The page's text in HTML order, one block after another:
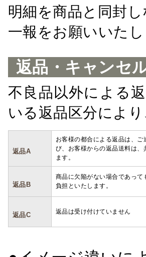
明細を商品と同封
一報をお願いいたし
返品・キャンセ
不良品以外による
いる返品区分によ
返品A
お客様の都合による返品は、
び、お客様からの返品送料は
ます。
返品B
商品に欠陥がない場合であっ
負担といたします。
返品C 返品は受け付けていません